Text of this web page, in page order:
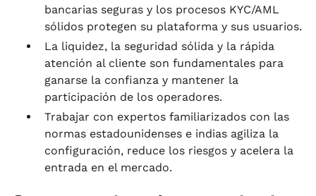
bancarias seguras y los procesos KYC/AML
sólidos protegen su plataforma y sus usuarios.
La liquidez, la seguridad sólida y la rápida
atención al cliente son fundamentales para
ganarse la confianza y mantener la
participación de los operadores.
Trabajar con expertos familiarizados con las
normas estadounidenses e indias agiliza la
configuración, reduce los riesgos y acelera la
entrada en el mercado.